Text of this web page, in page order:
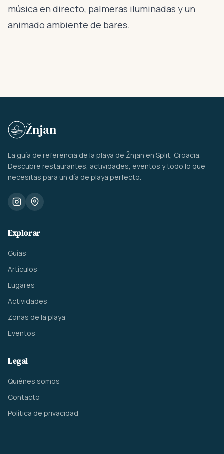
música en directo, palmeras iluminadas y un
animado ambiente de bares.
Žnjan
La guía de referencia de la playa de Žnjan en Split, Croacia.
Descubre restaurantes, actividades, eventos y todo lo que
necesitas para un día de playa perfecto.
Explorar
Guías
Artículos
Lugares
Actividades
Zonas de la playa
Eventos
Legal
Quiénes somos
Contacto
Política de privacidad